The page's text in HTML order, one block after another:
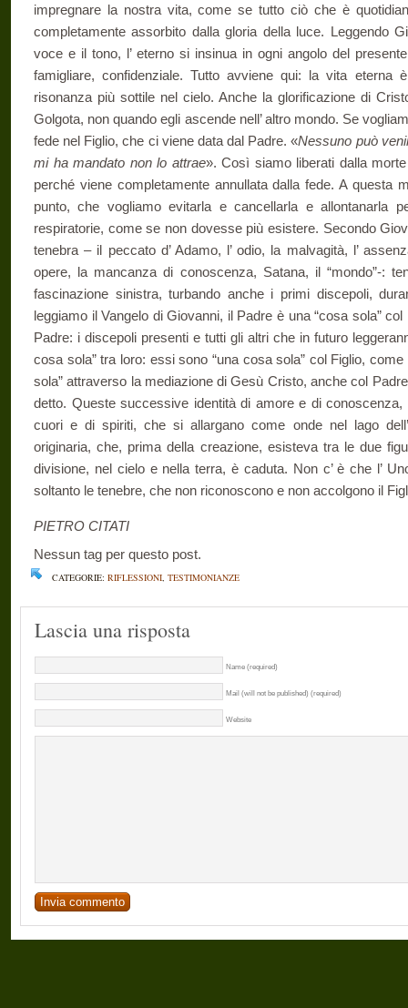
impregnare la nostra vita, come se tutto ciò che è
completamente assorbito dalla gloria della luce. Leggendo
voce e il tono, l’ eterno si insinua in ogni angolo del
famigliare, confidenziale. Tutto avviene qui: la vita eterna
risonanza più sottile nel cielo. Anche la glorificazione di
Golgota, non quando egli ascende nell’ altro mondo. Se
fede nel Figlio, che ci viene data dal Padre. «Nessuno può
mi ha mandato non lo attrae». Così siamo liberati dalla
perché viene completamente annullata dalla fede. A questa
punto, che vogliamo evitarla e cancellarla e allontanarla
respiratorie, come se non dovesse più esistere. Secondo
tenebra – il peccato d’ Adamo, l’ odio, la malvagità, l’
opere, la mancanza di conoscenza, Satana, il “mondo”-:
fascinazione sinistra, turbando anche i primi discepoli,
leggiamo il Vangelo di Giovanni, il Padre è una “cosa sola”
Padre: i discepoli presenti e tutti gli altri che in futuro
cosa sola” tra loro: essi sono “una cosa sola” col Figlio,
sola” attraverso la mediazione di Gesù Cristo, anche col
detto. Queste successive identità di amore e di
cuori e di spiriti, che si allargano come onde nel lago
originaria, che, prima della creazione, esisteva tra le due
divisione, nel cielo e nella terra, è caduta. Non c’ è che l’
soltanto le tenebre, che non riconoscono e non accolgono il
PIETRO CITATI
Nessun tag per questo post.
CATEGORIE: RIFLESSIONI, TESTIMONIANZE
Lascia una risposta
Name (required)
Mail (will not be published) (required)
Website